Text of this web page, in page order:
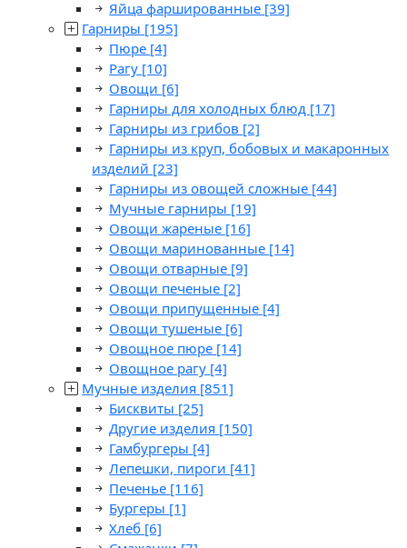
Яйца фаршированные [39]
Гарниры [195]
Пюре [4]
Рагу [10]
Овощи [6]
Гарниры для холодных блюд [17]
Гарниры из грибов [2]
Гарниры из круп, бобовых и макаронных
изделий [23]
Гарниры из овощей сложные [44]
Мучные гарниры [19]
Овощи жареные [16]
Овощи маринованные [14]
Овощи отварные [9]
Овощи печеные [2]
Овощи припущенные [4]
Овощи тушеные [6]
Овощное пюре [14]
Овощное рагу [4]
Мучные изделия [851]
Бисквиты [25]
Другие изделия [150]
Гамбургеры [4]
Лепешки, пироги [41]
Печенье [116]
Бургеры [1]
Хлеб [6]